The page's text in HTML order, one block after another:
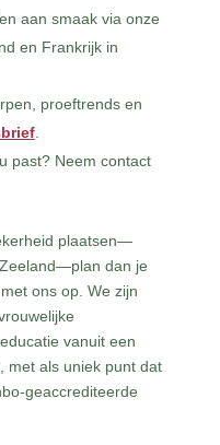
aan smaak via onze
en Frankrijk in
proeftrends en
.
past? Neem contact
plaatsen—
dan je
ons op. We zijn
vanuit een
met als uniek punt dat
geaccrediteerde